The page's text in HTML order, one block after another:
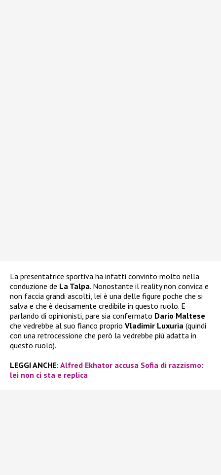
La presentatrice sportiva ha infatti convinto molto nella
conduzione de La Talpa. Nonostante il reality non convica e
non faccia grandi ascolti, lei è una delle figure poche che si
salva e che è decisamente credibile in questo ruolo. E
parlando di opinionisti, pare sia confermato Dario Maltese
che vedrebbe al suo fianco proprio Vladimir Luxuria (quindi
con una retrocessione che però la vedrebbe più adatta in
questo ruolo).
LEGGI ANCHE: Alfred Ekhator accusa Sofia di razzismo:
lei non ci sta e replica